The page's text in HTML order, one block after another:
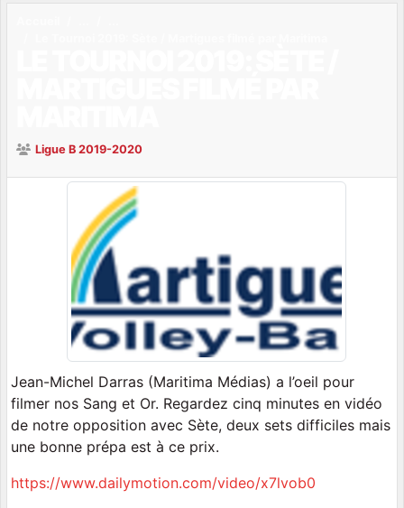
Ligue B 2019-2020
Jean-Michel Darras (Maritima Médias) a l’oeil pour
filmer nos Sang et Or. Regardez cinq minutes en vidéo
de notre opposition avec Sète, deux sets difficiles mais
une bonne prépa est à ce prix.
https://www.dailymotion.com/video/x7lvob0